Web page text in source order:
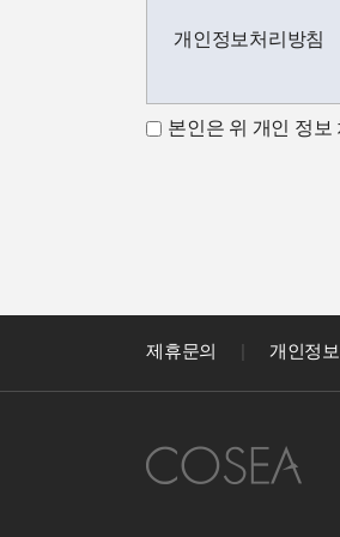
개인정보처리방침
본인은 위 개인 정보
제휴문의 | 개인정